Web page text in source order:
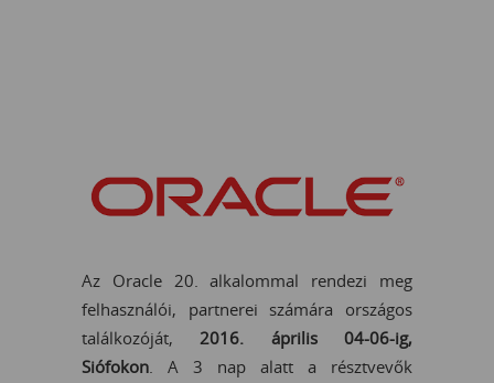
Az Oracle 20. alkalommal rendezi meg
felhasználói, partnerei számára országos
találkozóját,2016. április 04-06-ig,
Siófokon. A 3 nap alatt a résztvevők